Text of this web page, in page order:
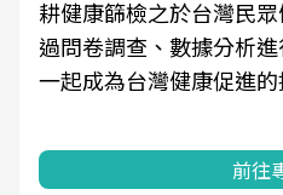
耕健康篩檢之於台灣民
過問卷調查、數據分析
一起成為台灣健康促進的
前往